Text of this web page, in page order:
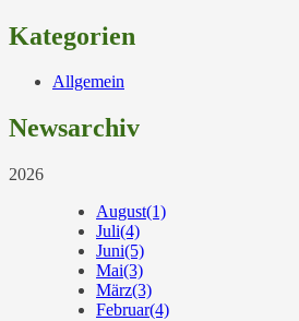
Kategorien
Allgemein
Newsarchiv
2026
August(1)
Juli(4)
Juni(5)
Mai(3)
März(3)
Februar(4)